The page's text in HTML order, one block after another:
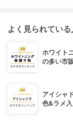
よく見られてい
ホワイト
の多い市
アイシャ
色&ラメ